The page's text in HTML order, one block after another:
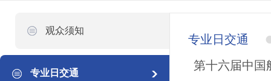
观众须知
专业日交通
专业日交通
第十六届中国